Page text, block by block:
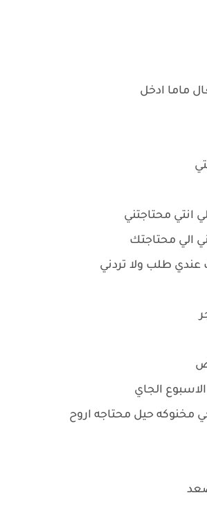
ماما ادخل
انتي محتاجتني
الي محتاجتك
عندي طلب ولا تردني
الاسبوع الجاي
مخنوكه حيل محتاجه اروح